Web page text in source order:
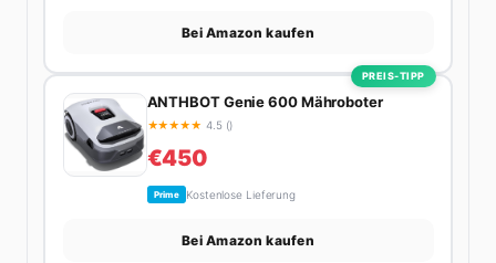
Bei Amazon kaufen
PREIS-TIPP
ANTHBOT Genie 600 Mähroboter
★★★★★ 4.5 ()
€450
Prime Kostenlose Lieferung
Bei Amazon kaufen